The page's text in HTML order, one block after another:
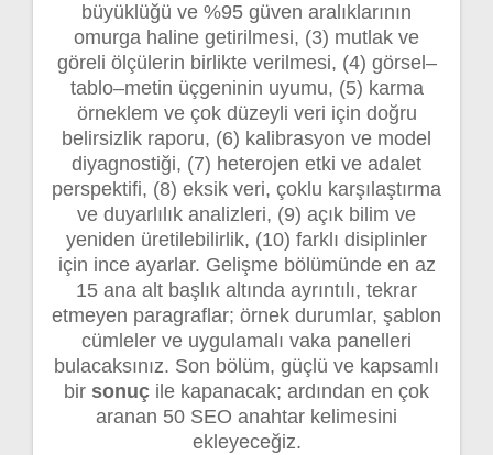
büyüklüğü ve %95 güven aralıklarının
omurga haline getirilmesi, (3) mutlak ve
göreli ölçülerin birlikte verilmesi, (4) görsel–
tablo–metin üçgeninin uyumu, (5) karma
örneklem ve çok düzeyli veri için doğru
belirsizlik raporu, (6) kalibrasyon ve model
diyagnostiği, (7) heterojen etki ve adalet
perspektifi, (8) eksik veri, çoklu karşılaştırma
ve duyarlılık analizleri, (9) açık bilim ve
yeniden üretilebilirlik, (10) farklı disiplinler
için ince ayarlar. Gelişme bölümünde en az
15 ana alt başlık altında ayrıntılı, tekrar
etmeyen paragraflar; örnek durumlar, şablon
cümleler ve uygulamalı vaka panelleri
bulacaksınız. Son bölüm, güçlü ve kapsamlı
bir sonuç ile kapanacak; ardından en çok
aranan 50 SEO anahtar kelimesini
ekleyeceğiz.